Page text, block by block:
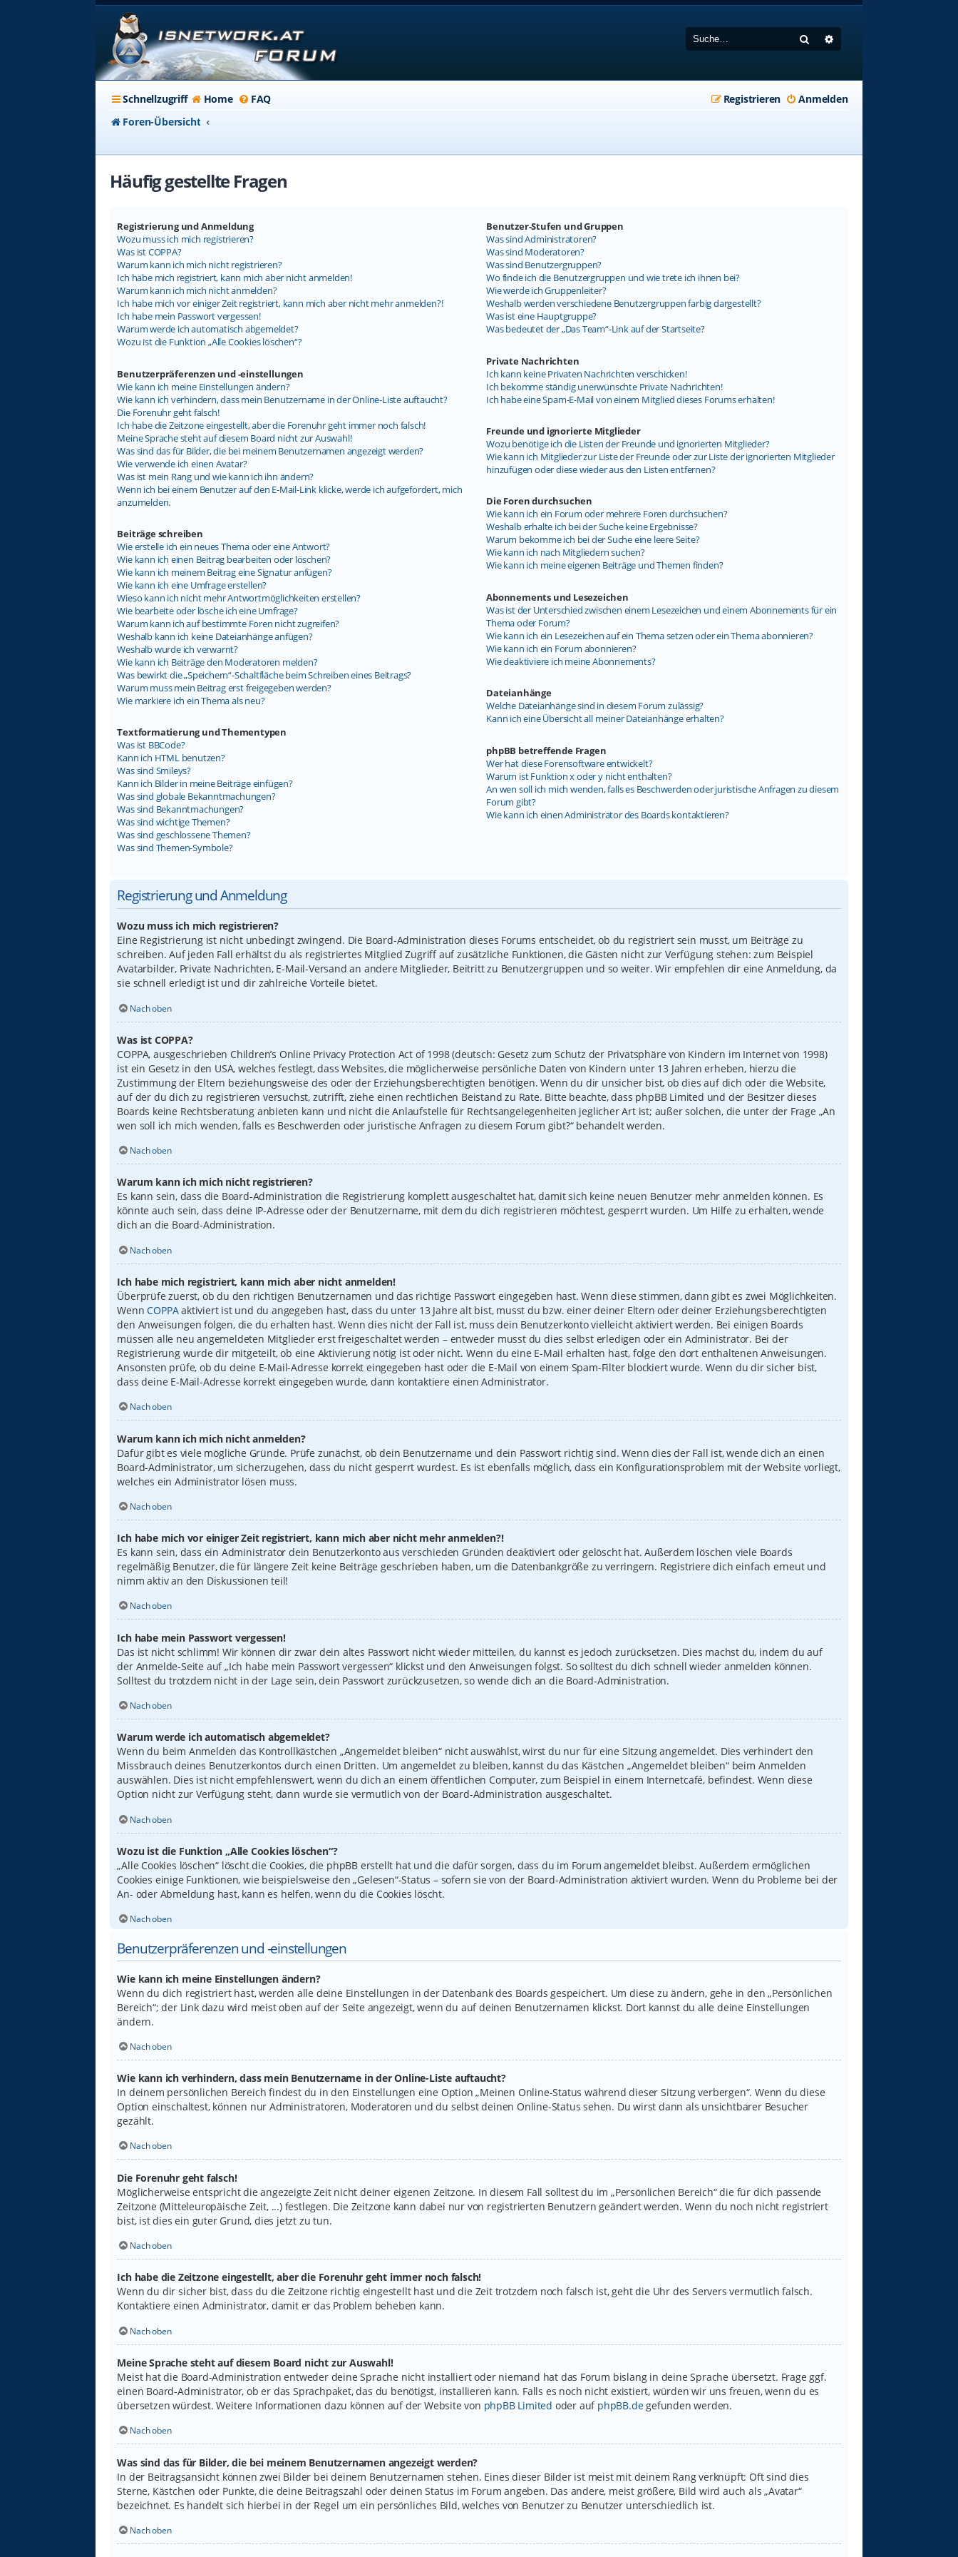
Suche
Schnellzugriff Home FAQ Anmelden
Registrieren
Foren-Übersicht
Häufig gestellte Fragen
Registrierung und Anmeldung
Wozu muss ich mich registrieren?
Was ist COPPA?
Warum kann ich mich nicht registrieren?
Ich habe mich registriert, kann mich aber nicht anmelden!
Warum kann ich mich nicht anmelden?
Ich habe mich vor einiger Zeit registriert, kann mich aber nicht mehr anmelden?!
Ich habe mein Passwort vergessen!
Warum werde ich automatisch abgemeldet?
Wozu ist die Funktion „Alle Cookies löschen“?
Benutzerpräferenzen und -einstellungen
Wie kann ich meine Einstellungen ändern?
Wie kann ich verhindern, dass mein Benutzername in der Online-Liste auftaucht?
Die Forenuhr geht falsch!
Ich habe die Zeitzone eingestellt, aber die Forenuhr geht immer noch falsch!
Meine Sprache steht auf diesem Board nicht zur Auswahl!
Was sind das für Bilder, die bei meinem Benutzernamen angezeigt werden?
Wie verwende ich einen Avatar?
Was ist mein Rang und wie kann ich ihn ändern?
Wenn ich bei einem Benutzer auf den E-Mail-Link klicke, werde ich aufgefordert, mich
anzumelden.
Beiträge schreiben
Wie erstelle ich ein neues Thema oder eine Antwort?
Wie kann ich einen Beitrag bearbeiten oder löschen?
Wie kann ich meinem Beitrag eine Signatur anfügen?
Wie kann ich eine Umfrage erstellen?
Wieso kann ich nicht mehr Antwortmöglichkeiten erstellen?
Wie bearbeite oder lösche ich eine Umfrage?
Warum kann ich auf bestimmte Foren nicht zugreifen?
Weshalb kann ich keine Dateianhänge anfügen?
Weshalb wurde ich verwarnt?
Wie kann ich Beiträge den Moderatoren melden?
Was bewirkt die „Speichern“-Schaltfläche beim Schreiben eines Beitrags?
Warum muss mein Beitrag erst freigegeben werden?
Wie markiere ich ein Thema als neu?
Textformatierung und Thementypen
Was ist BBCode?
Kann ich HTML benutzen?
Was sind Smileys?
Kann ich Bilder in meine Beiträge einfügen?
Was sind globale Bekanntmachungen?
Was sind Bekanntmachungen?
Was sind wichtige Themen?
Was sind geschlossene Themen?
Was sind Themen-Symbole?
Benutzer-Stufen und Gruppen
Was sind Administratoren?
Was sind Moderatoren?
Was sind Benutzergruppen?
Wo finde ich die Benutzergruppen und wie trete ich ihnen bei?
Wie werde ich Gruppenleiter?
Weshalb werden verschiedene Benutzergruppen farbig dargestellt?
Was ist eine Hauptgruppe?
Was bedeutet der „Das Team“-Link auf der Startseite?
Private Nachrichten
Ich kann keine Privaten Nachrichten verschicken!
Ich bekomme ständig unerwünschte Private Nachrichten!
Ich habe eine Spam-E-Mail von einem Mitglied dieses Forums erhalten!
Freunde und ignorierte Mitglieder
Wozu benötige ich die Listen der Freunde und ignorierten Mitglieder?
Wie kann ich Mitglieder zur Liste der Freunde oder zur Liste der ignorierten Mitglieder
hinzufügen oder diese wieder aus den Listen entfernen?
Die Foren durchsuchen
Wie kann ich ein Forum oder mehrere Foren durchsuchen?
Weshalb erhalte ich bei der Suche keine Ergebnisse?
Warum bekomme ich bei der Suche eine leere Seite?
Wie kann ich nach Mitgliedern suchen?
Wie kann ich meine eigenen Beiträge und Themen finden?
Abonnements und Lesezeichen
Was ist der Unterschied zwischen einem Lesezeichen und einem Abonnements für ein
Thema oder Forum?
Wie kann ich ein Lesezeichen auf ein Thema setzen oder ein Thema abonnieren?
Wie kann ich ein Forum abonnieren?
Wie deaktiviere ich meine Abonnements?
Dateianhänge
Welche Dateianhänge sind in diesem Forum zulässig?
Kann ich eine Übersicht all meiner Dateianhänge erhalten?
phpBB betreffende Fragen
Wer hat diese Forensoftware entwickelt?
Warum ist Funktion x oder y nicht enthalten?
An wen soll ich mich wenden, falls es Beschwerden oder juristische Anfragen zu diesem
Forum gibt?
Wie kann ich einen Administrator des Boards kontaktieren?
Registrierung und Anmeldung
Wozu muss ich mich registrieren?
Eine Registrierung ist nicht unbedingt zwingend. Die Board-Administration dieses Forums entscheidet, ob du registriert sein musst, um Beiträge zu
schreiben. Auf jeden Fall erhältst du als registriertes Mitglied Zugriff auf zusätzliche Funktionen, die Gästen nicht zur Verfügung stehen: zum Beispiel
Avatarbilder, Private Nachrichten, E-Mail-Versand an andere Mitglieder, Beitritt zu Benutzergruppen und so weiter. Wir empfehlen dir eine Anmeldung, da
sie schnell erledigt ist und dir zahlreiche Vorteile bietet.
Nach oben
Was ist COPPA?
COPPA, ausgeschrieben Children’s Online Privacy Protection Act of 1998 (deutsch: Gesetz zum Schutz der Privatsphäre von Kindern im Internet von 1998)
ist ein Gesetz in den USA, welches festlegt, dass Websites, die möglicherweise persönliche Daten von Kindern unter 13 Jahren erheben, hierzu die
Zustimmung der Eltern beziehungsweise des oder der Erziehungsberechtigten benötigen. Wenn du dir unsicher bist, ob dies auf dich oder die Website,
auf der du dich zu registrieren versuchst, zutrifft, ziehe einen rechtlichen Beistand zu Rate. Bitte beachte, dass phpBB Limited und der Besitzer dieses
Boards keine Rechtsberatung anbieten kann und nicht die Anlaufstelle für Rechtsangelegenheiten jeglicher Art ist; außer solchen, die unter der Frage „An
wen soll ich mich wenden, falls es Beschwerden oder juristische Anfragen zu diesem Forum gibt?“ behandelt werden.
Nach oben
Warum kann ich mich nicht registrieren?
Es kann sein, dass die Board-Administration die Registrierung komplett ausgeschaltet hat, damit sich keine neuen Benutzer mehr anmelden können. Es
könnte auch sein, dass deine IP-Adresse oder der Benutzername, mit dem du dich registrieren möchtest, gesperrt wurden. Um Hilfe zu erhalten, wende
dich an die Board-Administration.
Nach oben
Ich habe mich registriert, kann mich aber nicht anmelden!
Überprüfe zuerst, ob du den richtigen Benutzernamen und das richtige Passwort eingegeben hast. Wenn diese stimmen, dann gibt es zwei Möglichkeiten.
WennCOPPAaktiviert ist und du angegeben hast, dass du unter 13 Jahre alt bist, musst du bzw. einer deiner Eltern oder deiner Erziehungsberechtigten
den Anweisungen folgen, die du erhalten hast. Wenn dies nicht der Fall ist, muss dein Benutzerkonto vielleicht aktiviert werden. Bei einigen Boards
müssen alle neu angemeldeten Mitglieder erst freigeschaltet werden – entweder musst du dies selbst erledigen oder ein Administrator. Bei der
Registrierung wurde dir mitgeteilt, ob eine Aktivierung nötig ist oder nicht. Wenn du eine E-Mail erhalten hast, folge den dort enthaltenen Anweisungen.
Ansonsten prüfe, ob du deine E-Mail-Adresse korrekt eingegeben hast oder die E-Mail von einem Spam-Filter blockiert wurde. Wenn du dir sicher bist,
dass deine E-Mail-Adresse korrekt eingegeben wurde, dann kontaktiere einen Administrator.
Nach oben
Warum kann ich mich nicht anmelden?
Dafür gibt es viele mögliche Gründe. Prüfe zunächst, ob dein Benutzername und dein Passwort richtig sind. Wenn dies der Fall ist, wende dich an einen
Board-Administrator, um sicherzugehen, dass du nicht gesperrt wurdest. Es ist ebenfalls möglich, dass ein Konfigurationsproblem mit der Website vorliegt,
welches ein Administrator lösen muss.
Nach oben
Ich habe mich vor einiger Zeit registriert, kann mich aber nicht mehr anmelden?!
Es kann sein, dass ein Administrator dein Benutzerkonto aus verschieden Gründen deaktiviert oder gelöscht hat. Außerdem löschen viele Boards
regelmäßig Benutzer, die für längere Zeit keine Beiträge geschrieben haben, um die Datenbankgröße zu verringern. Registriere dich einfach erneut und
nimm aktiv an den Diskussionen teil!
Nach oben
Ich habe mein Passwort vergessen!
Das ist nicht schlimm! Wir können dir zwar dein altes Passwort nicht wieder mitteilen, du kannst es jedoch zurücksetzen. Dies machst du, indem du auf
der Anmelde-Seite auf „Ich habe mein Passwort vergessen“ klickst und den Anweisungen folgst. So solltest du dich schnell wieder anmelden können.
Solltest du trotzdem nicht in der Lage sein, dein Passwort zurückzusetzen, so wende dich an die Board-Administration.
Nach oben
Warum werde ich automatisch abgemeldet?
Wenn du beim Anmelden das Kontrollkästchen „Angemeldet bleiben“ nicht auswählst, wirst du nur für eine Sitzung angemeldet. Dies verhindert den
Missbrauch deines Benutzerkontos durch einen Dritten. Um angemeldet zu bleiben, kannst du das Kästchen „Angemeldet bleiben“ beim Anmelden
auswählen. Dies ist nicht empfehlenswert, wenn du dich an einem öffentlichen Computer, zum Beispiel in einem Internetcafé, befindest. Wenn diese
Option nicht zur Verfügung steht, dann wurde sie vermutlich von der Board-Administration ausgeschaltet.
Nach oben
Wozu ist die Funktion „Alle Cookies löschen“?
„Alle Cookies löschen“ löscht die Cookies, die phpBB erstellt hat und die dafür sorgen, dass du im Forum angemeldet bleibst. Außerdem ermöglichen
Cookies einige Funktionen, wie beispielsweise den „Gelesen“-Status – sofern sie von der Board-Administration aktiviert wurden. Wenn du Probleme bei der
An- oder Abmeldung hast, kann es helfen, wenn du die Cookies löscht.
Nach oben
Benutzerpräferenzen und -einstellungen
Wie kann ich meine Einstellungen ändern?
Wenn du dich registriert hast, werden alle deine Einstellungen in der Datenbank des Boards gespeichert. Um diese zu ändern, gehe in den „Persönlichen
Bereich“; der Link dazu wird meist oben auf der Seite angezeigt, wenn du auf deinen Benutzernamen klickst. Dort kannst du alle deine Einstellungen
ändern.
Nach oben
Wie kann ich verhindern, dass mein Benutzername in der Online-Liste auftaucht?
In deinem persönlichen Bereich findest du in den Einstellungen eine Option „Meinen Online-Status während dieser Sitzung verbergen“. Wenn du diese
Option einschaltest, können nur Administratoren, Moderatoren und du selbst deinen Online-Status sehen. Du wirst dann als unsichtbarer Besucher
gezählt.
Nach oben
Die Forenuhr geht falsch!
Möglicherweise entspricht die angezeigte Zeit nicht deiner eigenen Zeitzone. In diesem Fall solltest du im „Persönlichen Bereich“ die für dich passende
Zeitzone (Mitteleuropäische Zeit, ...) festlegen. Die Zeitzone kann dabei nur von registrierten Benutzern geändert werden. Wenn du noch nicht registriert
bist, ist dies ein guter Grund, dies jetzt zu tun.
Nach oben
Ich habe die Zeitzone eingestellt, aber die Forenuhr geht immer noch falsch!
Wenn du dir sicher bist, dass du die Zeitzone richtig eingestellt hast und die Zeit trotzdem noch falsch ist, geht die Uhr des Servers vermutlich falsch.
Kontaktiere einen Administrator, damit er das Problem beheben kann.
Nach oben
Meine Sprache steht auf diesem Board nicht zur Auswahl!
Meist hat die Board-Administration entweder deine Sprache nicht installiert oder niemand hat das Forum bislang in deine Sprache übersetzt. Frage ggf.
einen Board-Administrator, ob er das Sprachpaket, das du benötigst, installieren kann. Falls es noch nicht existiert, würden wir uns freuen, wenn du es
übersetzen würdest. Weitere Informationen dazu können auf der Website von phpBB Limited oder auf phpBB.degefunden werden.
Nach oben
Was sind das für Bilder, die bei meinem Benutzernamen angezeigt werden?
In der Beitragsansicht können zwei Bilder bei deinem Benutzernamen stehen. Eines dieser Bilder ist meist mit deinem Rang verknüpft: Oft sind dies
Sterne, Kästchen oder Punkte, die deine Beitragszahl oder deinen Status im Forum angeben. Das andere, meist größere, Bild wird auch als „Avatar“
bezeichnet. Es handelt sich hierbei in der Regel um ein persönliches Bild, welches von Benutzer zu Benutzer unterschiedlich ist.
Nach oben